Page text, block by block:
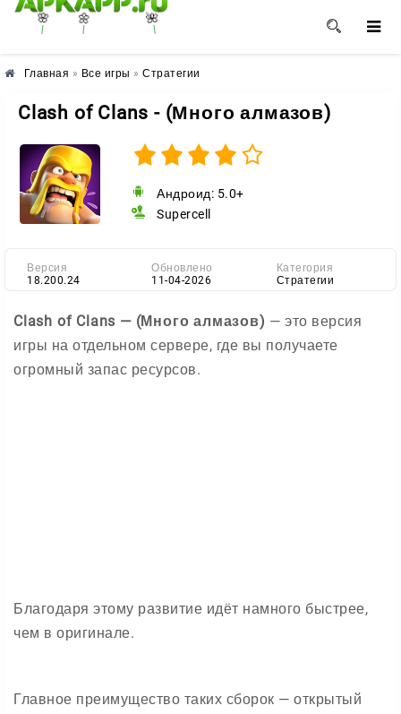
🌸 🌼 🌺
Главная » Все игры » Стратегии
Clash of Clans - (Много алмазов)
Андроид: 5.0+
Supercell
Версия
18.200.24
Обновлено
11-04-2026
Категория
Стратегии
Clash of Clans — (Много алмазов) — это версия
игры на отдельном сервере, где вы получаете
огромный запас ресурсов.
Благодаря этому развитие идёт намного быстрее,
чем в оригинале.
Главное преимущество таких сборок — открытый